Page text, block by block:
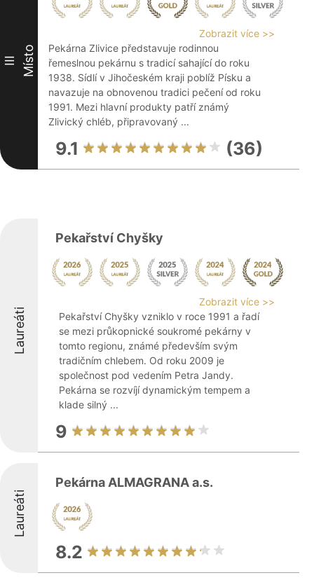
III Místo
Zobrazit více >>
Pekárna Zlivice představuje rodinnou
řemeslnou pekárnu s tradicí sahající do roku
1938. Sídlí v Jihočeském kraji poblíž Písku a
navazuje na obnovenou tradici pečení od roku
1991. Mezi hlavní produkty patří známý
Zlivický chléb, připravovaný ...
9.1 (36)
Laureáti
Pekařství Chyšky
Zobrazit více >>
Pekařství Chyšky vzniklo v roce 1991 a řadí
se mezi průkopnické soukromé pekárny v
tomto regionu, známé především svým
tradičním chlebem. Od roku 2009 je
společnost pod vedením Petra Jandy.
Pekárna se rozvíjí dynamickým tempem a
klade silný ...
9
Laureáti
Pekárna ALMAGRANA a.s.
8.2